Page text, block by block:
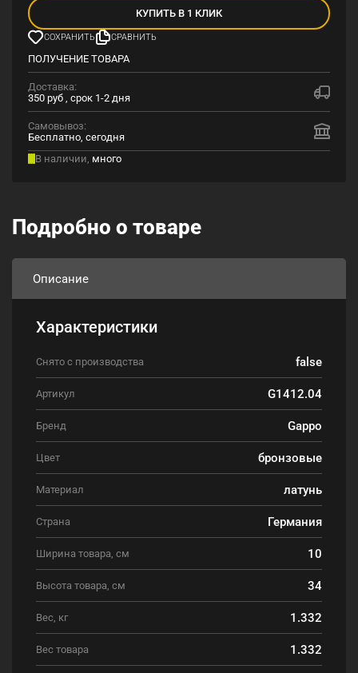
КУПИТЬ В 1 КЛИК
СОХРАНИТЬ СРАВНИТЬ
ПОЛУЧЕНИЕ ТОВАРА
Доставка:
350 руб , срок 1-2 дня
Самовывоз:
Бесплатно, сегодня
В наличии, много
Подробно о товаре
Описание
Характеристики
Снято с производства false
Артикул G1412.04
Бренд Gappo
Цвет бронзовые
Материал латунь
Страна Германия
Ширина товара, см 10
Высота товара, см 34
Вес, кг 1.332
Вес товара
1.332